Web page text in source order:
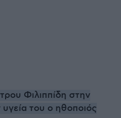
Φιλιππίδη στην
του ο ηθοποιός